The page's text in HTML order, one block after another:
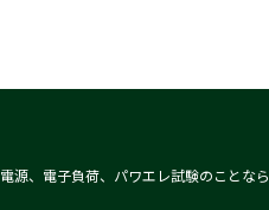
電源、電子負荷、パワエレ試験のことなら